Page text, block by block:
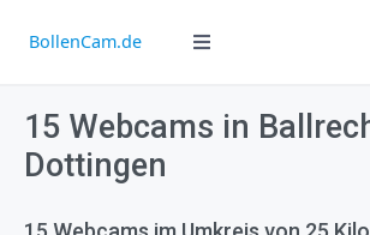
BollenCam.de
15 Webcams in
Dottingen